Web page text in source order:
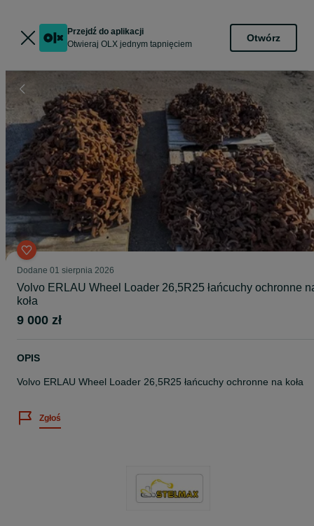
Przejdź do aplikacji
Otwieraj OLX jednym tapnięciem
Otwórz
Dodane 01 sierpnia 2026
Volvo ERLAU Wheel Loader 26,5R25 łańcuchy ochronne
koła
9 000 zł
OPIS
Volvo ERLAU Wheel Loader 26,5R25 łańcuchy ochronne na koła
Zgłoś